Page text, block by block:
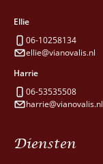
Ellie
06-10258134
ellie@vianovalis.nl
Harrie
06-53535508
harrie@vianovalis.nl
Diensten